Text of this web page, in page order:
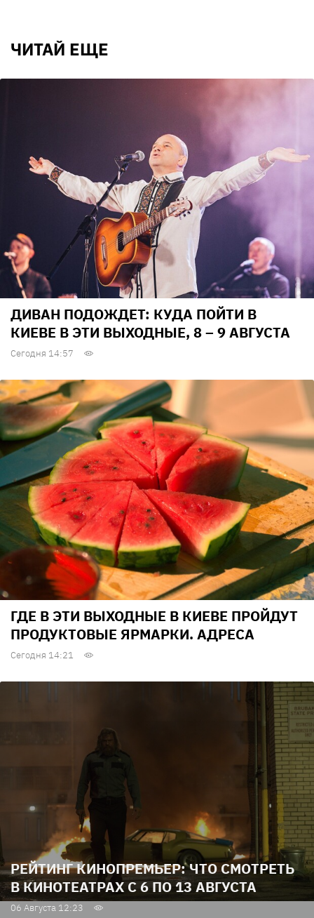
ЧИТАЙ ЕЩЕ
ДИВАН ПОДОЖДЕТ: КУДА ПОЙТИ В
КИЕВЕ В ЭТИ ВЫХОДНЫЕ, 8 – 9 АВГУСТА
Сегодня 14:57
ГДЕ В ЭТИ ВЫХОДНЫЕ В КИЕВЕ ПРОЙДУТ
ПРОДУКТОВЫЕ ЯРМАРКИ. АДРЕСА
Сегодня 14:21
РЕЙТИНГ КИНОПРЕМЬЕР: ЧТО СМОТРЕТЬ
В КИНОТЕАТРАХ С 6 ПО 13 АВГУСТА
06 Августа 12:23